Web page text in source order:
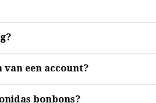
van een account?
bonbons?